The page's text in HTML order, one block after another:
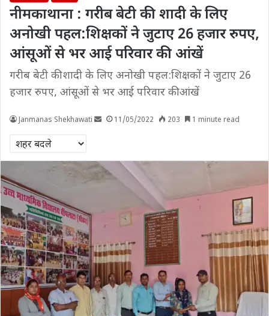
नीमकाथाना : गरीब बेटी की शादी के लिए
अनोखी पहल:शिक्षकों ने जुटाए 26 हजार रुपए,
आंसूओं से भर आई परिवार की आंखें
गरीब बेटी की शादी के लिए अनोखी पहल:शिक्षकों ने जुटाए 26
हजार रुपए, आंसूओं से भर आई परिवार की आंखें
Janmanas Shekhawati 11/05/2022 203 1 minute read